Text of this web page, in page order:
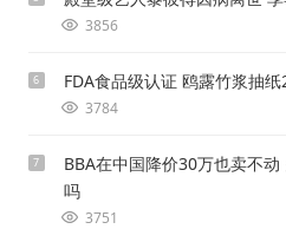
3856
6 FDA食品级认证 鸥露竹浆抽
3784
7
BBA在中国降价30万也卖不
吗
3751